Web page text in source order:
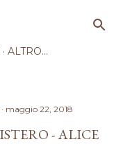
ALTRO…
maggio 22, 2018
- ALICE